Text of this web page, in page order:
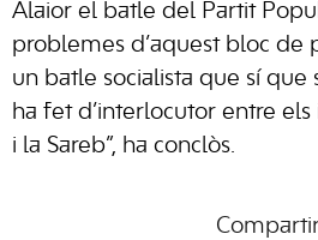
Alaior el batle del Partit
problemes d’aquest bloc de
un batle socialista que sí que
ha fet d’interlocutor entre els
i la Sareb”, ha conclòs.